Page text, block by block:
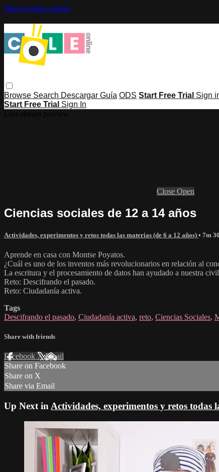
Skip to main content
Browse Search Descargar Guía ODS Start Free Trial Sign
Start Free Trial Sign In
Close Open
Ciencias sociales de 12 a 14 años
Actividades, experimentos y retos todas las materias (de 6 a 12 años) • 7m
Aprende en casa con Montse Poyatos.
¿Cuál es uno de los inventos más revolucionarios en relación al
La escritura y el procesamiento de datos han ayudado a nuestra
Reto: Descifrando el pasado.
Reto: Ciudadanía activa.
Tags
Descifrando el pasado, Ciudadanía activa, reto, Ciencias Sociales,
Share with friends
Facebook XEmail
Share on Facebook
Share on X
Share via Email
Up Next in Actividades, experimentos y retos todas